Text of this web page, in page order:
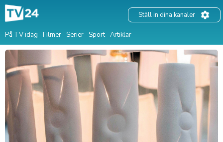
På TV idag Filmer Serier Sport Artiklar
Ställ in dina kanaler